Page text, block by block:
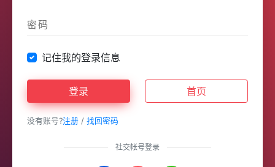
记住我的登录信息
登录 首页
没有账号?注册 / 找回密码
社交帐号登录